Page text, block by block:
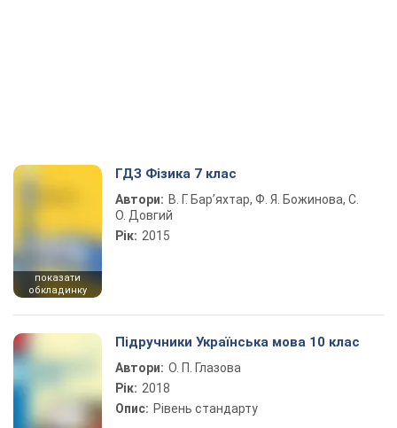
показати
обкладинку
ГДЗ Фізика 7 клас
Автори: В. Г. Бар’яхтар, Ф. Я. Божинова, С.
О. Довгий
Рік: 2015
Підручники Українська мова 10 клас
Автори: О. П. Глазова
Рік: 2018
Опис: Рівень стандарту